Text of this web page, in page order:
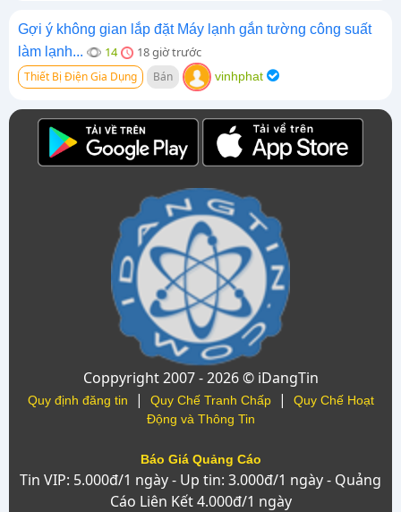
Gợi ý không gian lắp đặt Máy lạnh gắn tường công suất
làm lạnh...
14 18 giờ trước
Thiết Bị Điện Gia Dụng Bán vinhphat
Coppyright 2007 - 2026 © iDangTin
Quy định đăng tin | Quy Chế Tranh Chấp|
Quy Chế Hoạt
Động và Thông Tin
Báo Giá Quảng Cáo
Tin VIP: 5.000đ/1 ngày - Up tin: 3.000đ/1 ngày - Quảng
Cáo Liên Kết 4.000đ/1 ngày